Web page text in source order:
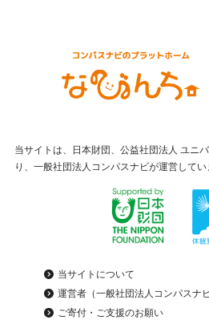
当サイトは、日本財団、公益社団法人 ユニ
り、一般社団法人コンパスナビが運営してい
当サイトについて
運営者（一般社団法人コンパスナ
ご寄付・ご支援のお願い